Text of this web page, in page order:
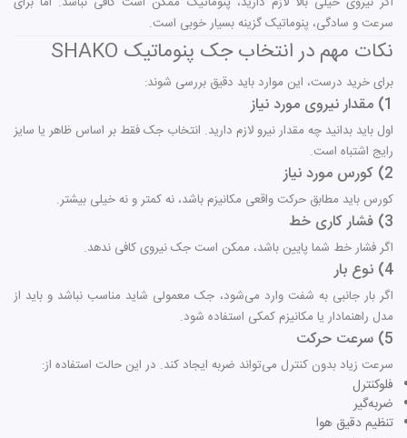
سرعت و سادگی، پنوماتیک گزینه بسیار خوبی است.
نکات مهم در انتخاب جک پنوماتیک SHAKO
برای خرید درست، این موارد باید دقیق بررسی شوند:
1) مقدار نیروی مورد نیاز
اول باید بدانید چه مقدار نیرو لازم دارید. انتخاب جک فقط بر اساس ظاهر یا سایز
رایج اشتباه است.
2) کورس مورد نیاز
کورس باید مطابق حرکت واقعی مکانیزم باشد، نه کمتر و نه خیلی بیشتر.
3) فشار کاری خط
اگر فشار خط شما پایین باشد، ممکن است جک نیروی کافی ندهد.
4) نوع بار
اگر بار جانبی به شفت وارد می‌شود، جک معمولی شاید مناسب نباشد و باید از
مدل راهنمادار یا مکانیزم کمکی استفاده شود.
5) سرعت حرکت
سرعت زیاد بدون کنترل می‌تواند ضربه ایجاد کند. در این حالت استفاده از:
فلوکنترل
ضربه‌گیر
تنظیم دقیق هوا